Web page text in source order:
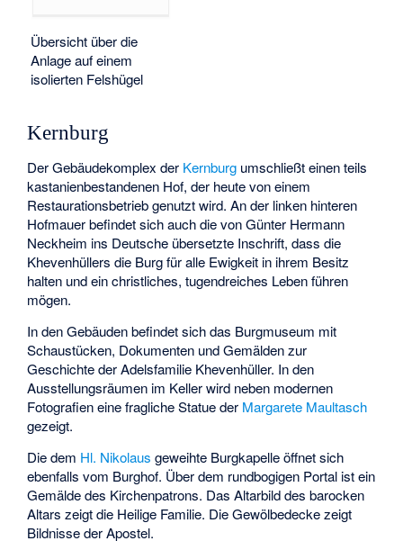
Übersicht über die
Anlage auf einem
isolierten Felshügel
Kernburg
Der Gebäudekomplex der Kernburg umschließt einen teils
kastanienbestandenen Hof, der heute von einem
Restaurationsbetrieb genutzt wird. An der linken hinteren
Hofmauer befindet sich auch die von Günter Hermann
Neckheim ins Deutsche übersetzte Inschrift, dass die
Khevenhüllers die Burg für alle Ewigkeit in ihrem Besitz
halten und ein christliches, tugendreiches Leben führen
mögen.
In den Gebäuden befindet sich das Burgmuseum mit
Schaustücken, Dokumenten und Gemälden zur
Geschichte der Adelsfamilie Khevenhüller. In den
Ausstellungsräumen im Keller wird neben modernen
Fotografien eine fragliche Statue der Margarete Maultasch
gezeigt.
Die dem Hl. Nikolaus geweihte Burgkapelle öffnet sich
ebenfalls vom Burghof. Über dem rundbogigen Portal ist ein
Gemälde des Kirchenpatrons. Das Altarbild des barocken
Altars zeigt die Heilige Familie. Die Gewölbedecke zeigt
Bildnisse der Apostel.